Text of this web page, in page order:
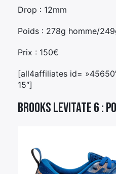
Drop : 12mm
Poids : 278g homme/
Prix : 150€
[all4affiliates id=
15″]
Brooks Levitate 6 :